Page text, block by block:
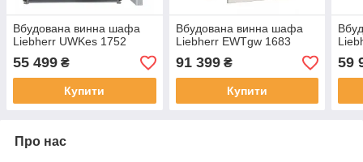
Вбудована винна шафа
Liebherr UWKes 1752
55 499 ₴
Купити
Вбудована винна шафа
Liebherr EWTgw 1683
91 399₴
Купити
59
Про нас